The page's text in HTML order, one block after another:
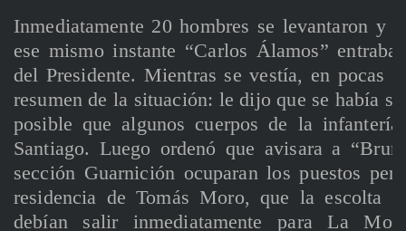
Inmediatamente 20 hombres se levantaron y
ese mismo instante “Carlos Álamos”
del Presidente. Mientras se vestía, en pocas
resumen de la situación: le dijo que se había
posible que algunos cuerpos de la
Santiago. Luego ordenó que avisara a
sección Guarnición ocuparan los puestos
residencia de Tomás Moro, que la escolta
debían salir inmediatamente para La